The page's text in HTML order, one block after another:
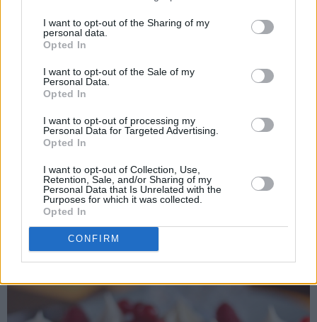
I want to opt-out of the Sharing of my
personal data.
Opted In
I want to opt-out of the Sale of my
Personal Data.
Opted In
I want to opt-out of processing my
Personal Data for Targeted Advertising.
Opted In
I want to opt-out of Collection, Use,
Retention, Sale, and/or Sharing of my
Personal Data that Is Unrelated with the
Purposes for which it was collected.
Opted In
CONFIRM